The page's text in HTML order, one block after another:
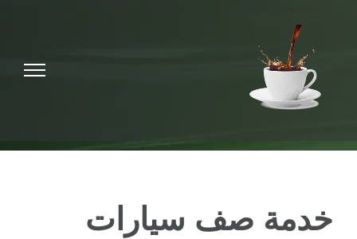
خدمة صف سيارات